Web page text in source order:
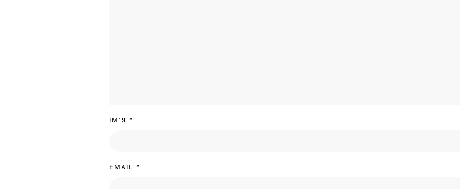
ІМ'Я *
EMAIL *